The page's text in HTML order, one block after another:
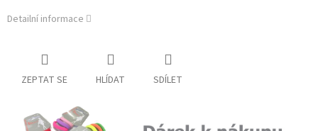
Detailní informace
ZEPTAT SE HLÍDAT SDÍLET